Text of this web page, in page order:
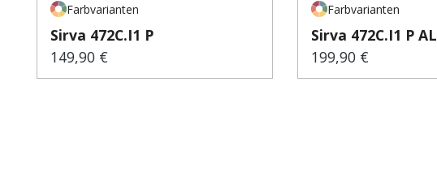
Farbvarianten
Sirva 472C.I1 P
Regulärer Preis:
149,90 €
Farbvarianten
Sirva 472C.I1 P AL
Regulärer Preis:
199,90 €